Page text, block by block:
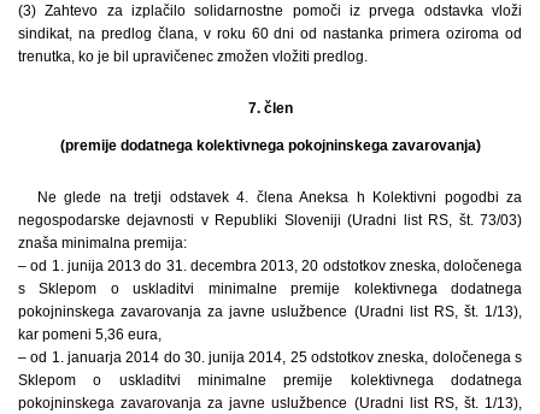
(3) Zahtevo za izplačilo solidarnostne pomoči iz prvega odstavka vloži
sindikat, na predlog člana, v roku 60 dni od nastanka primera oziroma od
trenutka, ko je bil upravičenec zmožen vložiti predlog.
7. člen
(premije dodatnega kolektivnega pokojninskega zavarovanja)
Ne glede na tretji odstavek 4. člena Aneksa h Kolektivni pogodbi za
negospodarske dejavnosti v Republiki Sloveniji (Uradni list RS, št. 73/03)
znaša minimalna premija:
– od 1. junija 2013 do 31. decembra 2013, 20 odstotkov zneska, določenega
s Sklepom o uskladitvi minimalne premije kolektivnega dodatnega
pokojninskega zavarovanja za javne uslužbence (Uradni list RS, št. 1/13),
kar pomeni 5,36 eura,
– od 1. januarja 2014 do 30. junija 2014, 25 odstotkov zneska, določenega s
Sklepom o uskladitvi minimalne premije kolektivnega dodatnega
pokojninskega zavarovanja za javne uslužbence (Uradni list RS, št. 1/13),